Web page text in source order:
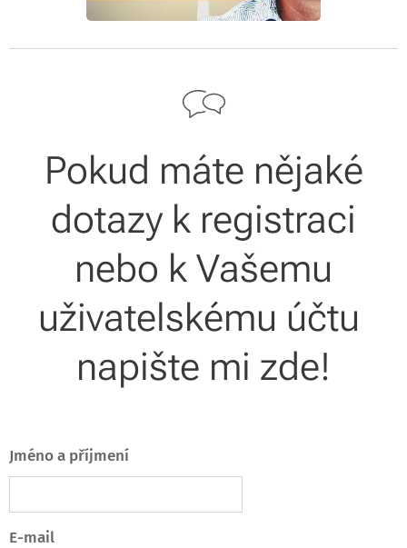
Pokud máte nějaké
dotazy k registraci
nebo k Vašemu
uživatelskému účtu
napište mi zde!
Jméno a příjmení
E-mail